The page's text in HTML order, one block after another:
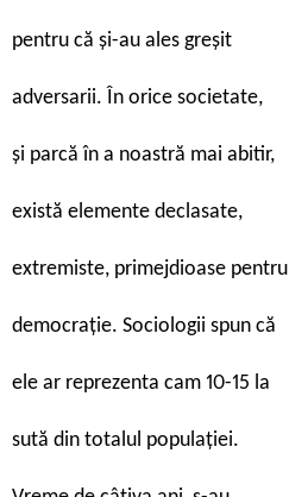
pentru că și-au ales greșit
adversarii. În orice societate,
și parcă în a noastră mai abitir,
există elemente declasate,
extremiste, primejdioase pentru
democrație. Sociologii spun că
ele ar reprezenta cam 10-15 la
sută din totalul populației.